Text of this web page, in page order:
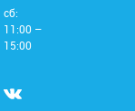
сб:
11:00 –
15:00